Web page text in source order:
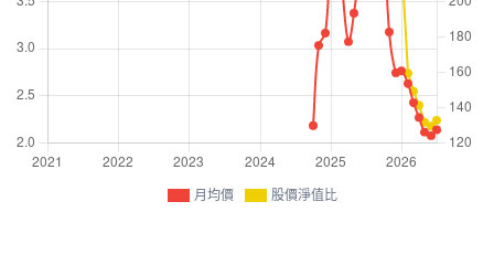
月均價 股價淨值比